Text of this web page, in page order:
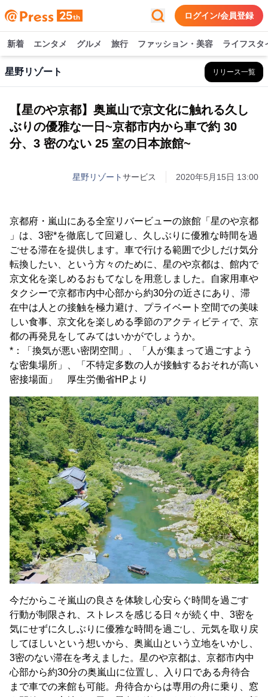
ログイン/会員登録
新着 エンタメ グルメ 旅行 ファッション・美容 ライフスタ
星野リゾート リリース一覧
【星のや京都】奥嵐山で京文化に触れる久し
ぶりの優雅な一日~京都市内から車で約 30
分、3 密のない 25 室の日本旅館~
星野リゾートサービス 2020年5月15日 13:00
京都府・嵐山にある全室リバービューの旅館「星のや京都
」は、3密*を徹底して回避し、久しぶりに優雅な時間を過
ごせる滞在を提供します。車で行ける範囲で少しだけ気分
転換したい、という方々のために、星のや京都は、館内で
京文化を楽しめるおもてなしを用意しました。自家用車や
タクシーで京都市内中心部から約30分の近さにあり、滞
在中は人との接触を極力避け、プライベート空間での美味
しい食事、京文化を楽しめる季節のアクティビティで、京
都の再発見をしてみてはいかがでしょうか。
*：「換気が悪い密閉空間」、「人が集まって過ごすよう
な密集場所」、「不特定多数の人が接触するおそれが高い
密接場面」 厚生労働省HPより
今だからこそ嵐山の良さを体験し心安らぐ時間を過ごす
行動が制限され、ストレスを感じる日々が続く中、3密を
気にせずに久しぶりに優雅な時間を過ごし、元気を取り戻
してほしいという想いから、奥嵐山という立地をいかし、
3密のない滞在を考えました。星のや京都は、京都市内中
心部から約30分の奥嵐山に位置し、入り口である舟待合
まで車での来館も可能。舟待合からは専用の舟に乗り、窓